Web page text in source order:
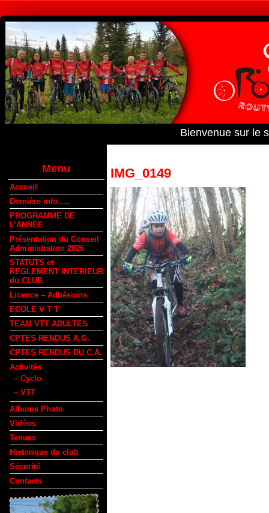
Bienvenue sur le
Menu
Accueil
Dernière info…..
PROGRAMME DE
L’ANNEE
Présentation du Conseil
Administration 2026
STATUTS et
REGLEMENT INTERIEUR
du CLUB
Licence – Adhésions
ECOLE V T T
TEAM VTT ADULTES
CPTES RENDUS A.G.
CPTES RENDUS DU C.A.
Activités
– Cyclo
– VTT
Albums Photo
Vidéos
Tenues
Historique du club
Sécurité
Contacts
IMG_0149